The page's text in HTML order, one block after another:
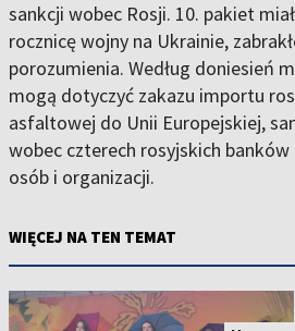
sankcji wobec Rosji. 10. pakiet
rocznicę wojny na Ukrainie,
porozumienia. Według doniesień
mogą dotyczyć zakazu importu
asfaltowej do Unii Europejskiej,
wobec czterech rosyjskich
osób i organizacji.
WIĘCEJ NA TEN TEMAT